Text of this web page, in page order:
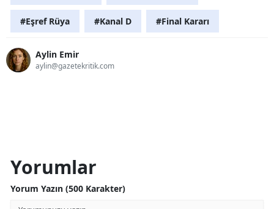
#Eşref Rüya #Kanal D #Final Kararı
Aylin Emir
aylin@gazetekritik.com
Yorumlar
Yorum Yazın (500 Karakter)